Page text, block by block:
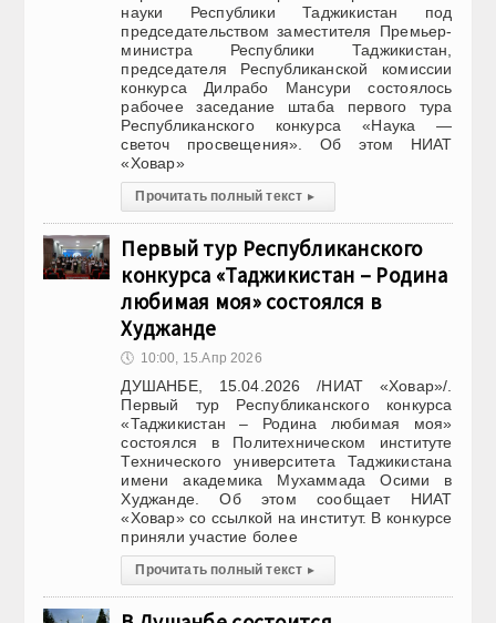
науки Республики Таджикистан под
председательством заместителя Премьер-
министра Республики Таджикистан,
председателя Республиканской комиссии
конкурса Дилрабо Мансури состоялось
рабочее заседание штаба первого тура
Республиканского конкурса «Наука —
светоч просвещения». Об этом НИАТ
«Ховар»
Прочитать полный текст ▸
Первый тур Республиканского
конкурса «Таджикистан – Родина
любимая моя» состоялся в
Худжанде
🕔 10:00, 15.Апр 2026
ДУШАНБЕ, 15.04.2026 /НИАТ «Ховар»/.
Первый тур Республиканского конкурса
«Таджикистан – Родина любимая моя»
состоялся в Политехническом институте
Технического университета Таджикистана
имени академика Мухаммада Осими в
Худжанде. Об этом сообщает НИАТ
«Ховар» со ссылкой на институт. В конкурсе
приняли участие более
Прочитать полный текст ▸